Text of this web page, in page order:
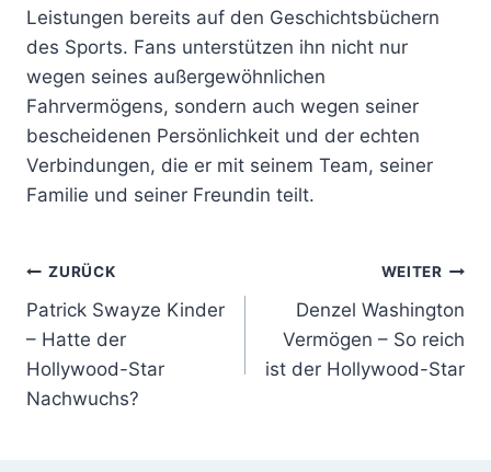
Leistungen bereits auf den Geschichtsbüchern
des Sports. Fans unterstützen ihn nicht nur
wegen seines außergewöhnlichen
Fahrvermögens, sondern auch wegen seiner
bescheidenen Persönlichkeit und der echten
Verbindungen, die er mit seinem Team, seiner
Familie und seiner Freundin teilt.
Beitragsnavigation
ZURÜCK
Patrick Swayze Kinder
– Hatte der
Hollywood-Star
Nachwuchs?
WEITER
Denzel Washington
Vermögen – So reich
ist der Hollywood-Star